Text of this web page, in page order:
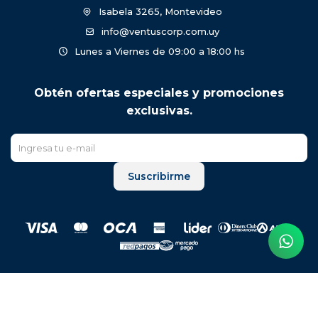
Isabela 3265, Montevideo
info@ventuscorp.com.uy
Lunes a Viernes de 09:00 a 18:00 hs
Obtén ofertas especiales y promociones
exclusivas.
Suscribirme